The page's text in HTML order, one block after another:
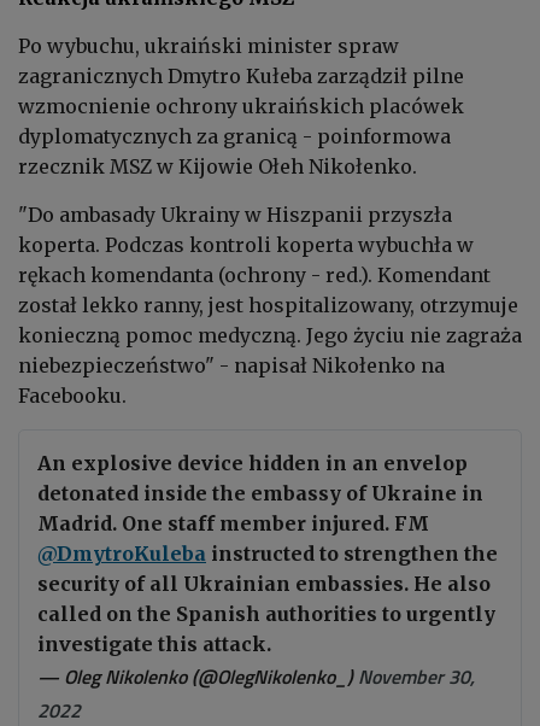
Po wybuchu, ukraiński minister spraw
zagranicznych Dmytro Kułeba zarządził pilne
wzmocnienie ochrony ukraińskich placówek
dyplomatycznych za granicą - poinformowa
rzecznik MSZ w Kijowie Ołeh Nikołenko.
"Do ambasady Ukrainy w Hiszpanii przyszła
koperta. Podczas kontroli koperta wybuchła w
rękach komendanta (ochrony - red.). Komendant
został lekko ranny, jest hospitalizowany, otrzymuje
konieczną pomoc medyczną. Jego życiu nie zagraża
niebezpieczeństwo" - napisał Nikołenko na
Facebooku.
An explosive device hidden in an envelop
detonated inside the embassy of Ukraine in
Madrid. One staff member injured. FM
@DmytroKuleba instructed to strengthen the
security of all Ukrainian embassies. He also
called on the Spanish authorities to urgently
investigate this attack.
— Oleg Nikolenko (@OlegNikolenko_)November 30,
2022